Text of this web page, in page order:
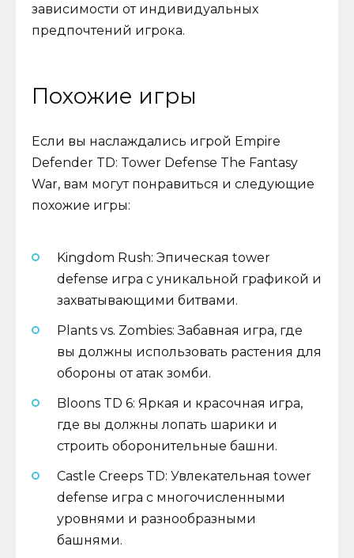
зависимости от индивидуальных
предпочтений игрока.
Похожие игры
Если вы наслаждались игрой Empire
Defender TD: Tower Defense The Fantasy
War, вам могут понравиться и следующие
похожие игры:
Kingdom Rush: Эпическая tower
defense игра с уникальной графикой и
захватывающими битвами.
Plants vs. Zombies: Забавная игра, где
вы должны использовать растения для
обороны от атак зомби.
Bloons TD 6: Яркая и красочная игра,
где вы должны лопать шарики и
строить оборонительные башни.
Castle Creeps TD: Увлекательная tower
defense игра с многочисленными
уровнями и разнообразными
башнями.